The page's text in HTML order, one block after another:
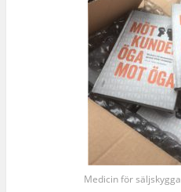
Medicin för